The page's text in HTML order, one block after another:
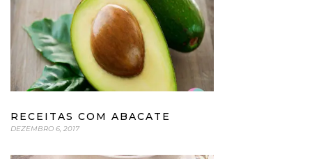
RECEITAS COM ABACATE
DEZEMBRO 6, 2017